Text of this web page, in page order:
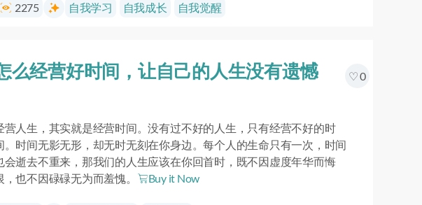
2275 自我学习 自我成长 自我觉醒
么经营好时间，让自己的人生没有遗憾 0
营人生，其实就是经营时间。没有过不好的人生，只有经营不好的时
。时间无影无形，却无时无刻在你身边。每个人的生命只有一次，时间
会逝去不重来，那我们的人生应该在你回首时，既不因虚度年华而悔
，也不因碌碌无为而羞愧。
Buy it Now